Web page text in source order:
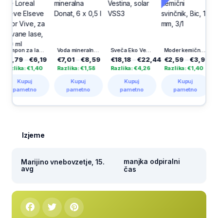
Šampon za lase Loreal Elseve Elseve Color Vive, za barvane lase, 400 ml
€6,19
€1,40
Kupuj
Voda mineralna Donat, 6 x 0,5 l
€7,01– €8,59
Razlika: €1,58
Kupuj
pametno
Sveča Eko Vestina, solar VSS3
€18,18 – €22,44
Razlika: €4,26
Kupuj
pametno
Moder kemični svinčnik, Bic, 1 mm, 3/1
€2,59– €3,99
Razlika: €1,40
Kupuj
pametno
Izjeme
Marijino vnebovzetje, 15.
avg
manjka odpiralni
čas